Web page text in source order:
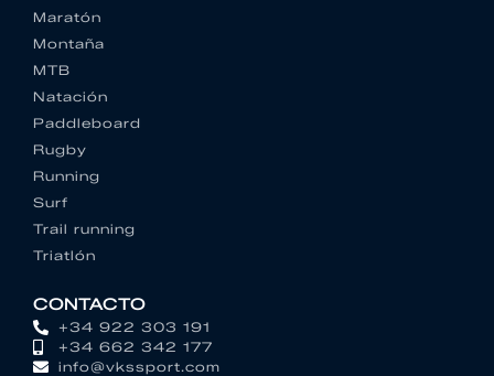
Maratón
Montaña
MTB
Natación
Paddleboard
Rugby
Running
Surf
Trail running
Triatlón
CONTACTO
+34 922 303 191
+34 662 342 177
info@vkssport.com